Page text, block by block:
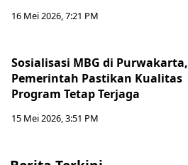
16 Mei 2026, 7:21 PM
Sosialisasi MBG di Purwakarta,
Pemerintah Pastikan Kualitas
Program Tetap Terjaga
15 Mei 2026, 3:51 PM